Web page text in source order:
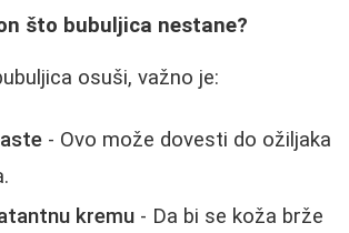
što bubuljica nestane?
osuši, važno je:
- Ovo može dovesti do ožiljaka
kremu - Da bi se koža brže